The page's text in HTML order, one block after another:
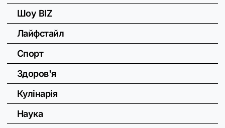
Шоу BIZ
Лайфстайл
Спорт
Здоров'я
Кулінарія
Наука